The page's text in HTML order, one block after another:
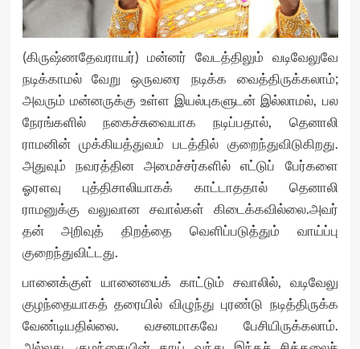
(கிருஷ்ணதேவராயர்) மன்னர் வேடத்திலும் வடிவேலுவே
நடிக்காமல் வேறு ஒருவரை நடிக்க வைத்திருக்கலாம்;
அவரும் மன்னருக்கு உள்ள இயல்புகளுடன் இல்லாமல், பல
நேரங்களில் நகைச்சுவையாக நடிப்பதால், தெனாலி
ராமனின் முக்கியத்துவம் படத்தில் குறைந்துவிடுகிறது.
அதுவும் நவரத்தின அமைச்சர்களில் எட்டுப் பேர்களை
ஓரளவு புத்திசாலியாகக் காட்டாததால் தெனாலி
ராமனுக்கு வலுவான சவால்கள் கிடைக்கவில்லை.அவர்
தன் அறிவுத் திறத்தை வெளிப்படுத்தும் வாய்ப்பு
குறைந்துவிட்டது.
பானைக்குள் யானையைக் காட்டும் சவாலில், வடிவேலு
குழந்தையாகத் தரையில் விழுந்து புரண்டு நடித்திருக்க
வேண்டியதில்லை. வசனமாகவே பேசியிருக்கலாம்.